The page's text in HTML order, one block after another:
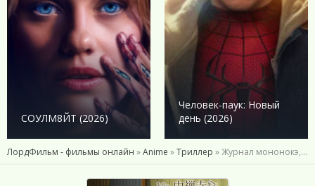
СОУЛМ8ЙТ (2026)
Человек-паук: Новый
день (2026)
ЛордФильм - фильмы онлайн »Anime »Триллер » Журнал мононокэ, автор Тюдзэндзи (2025)